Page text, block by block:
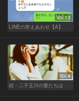
Vol.13
LINEの答えあわせ【A】
Vol.4
続・二子玉川の妻たちは